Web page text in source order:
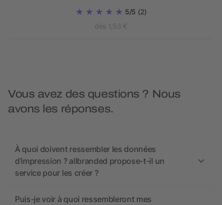
5/5 (2)
dès 1,53 €
Vous avez des questions ? Nous
avons les réponses.
À quoi doivent ressembler les données
d’impression ? allbranded propose-t-il un
service pour les créer ?
Puis-je voir à quoi ressembleront mes